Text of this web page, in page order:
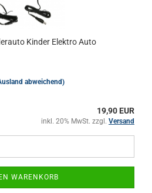
Kinder Elektro Auto
abweichend)
19,90 EUR
inkl. 20% MwSt. zzgl. Versand
WARENKORB